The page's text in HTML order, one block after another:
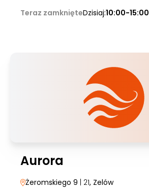
Teraz zamknięteDzisiaj:10:00-15:00
Aurora
Żeromskiego 9 | 21, Zelów